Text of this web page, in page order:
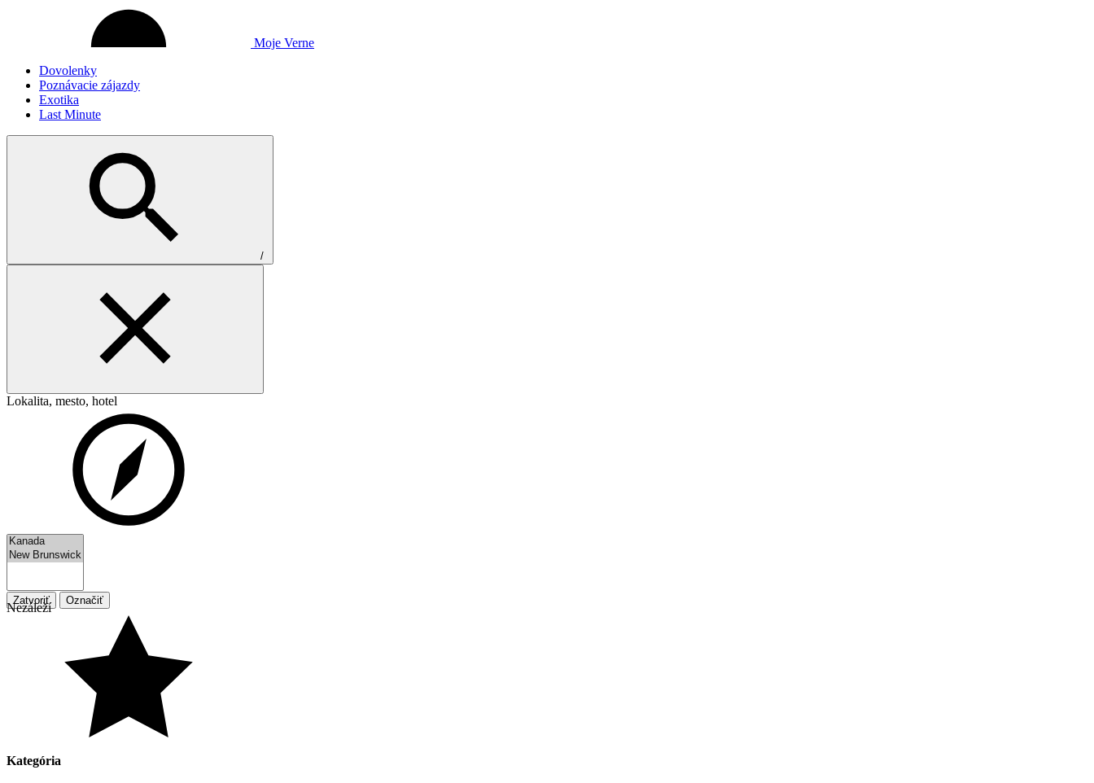
Moje Verne
Dovolenky
Poznávacie zájazdy
Exotika
Last Minute
/
Lokalita, mesto, hotel
Zatvoriť Označiť
Nezáleží
Kategória